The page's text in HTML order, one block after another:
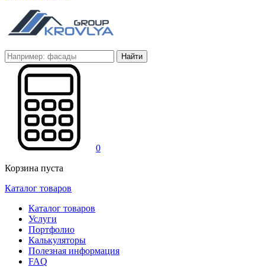
Найти
0
Корзина пуста
Каталог товаров
Каталог товаров
Услуги
Портфолио
Калькуляторы
Полезная информация
FAQ